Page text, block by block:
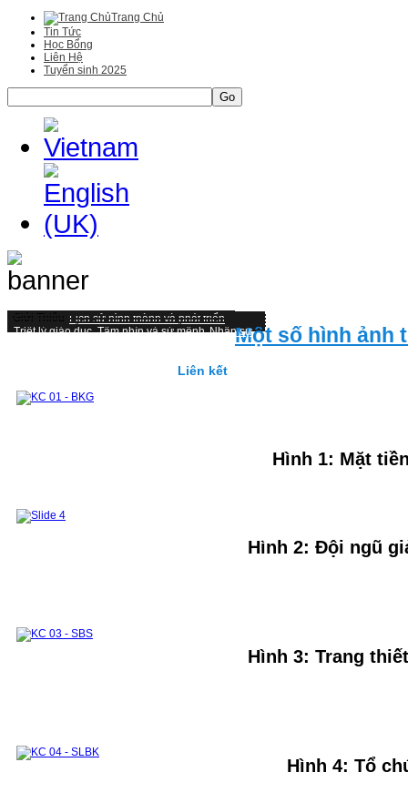
Trang Chủ
Tin Tức
Học Bổng
Liên Hệ
Tuyển sinh 2025
Go
Giới Thiệu
Lịch sử hình thành và phát triển
Triết lý giáo duc, Tầm nhìn và sứ mệnh Nhân sự
CHƯƠNG TRÌNH ĐÀO TẠO TỪ 2019 ĐẾN NAY
CHƯƠNG TRÌNH ĐÀO TẠO 2018 VỀ TRƯỚC
Công bố khoa học
Các khoá đào tạo cho doanh nghiệp
trợ doanh nghiệp
Hợp Tác Quốc Tế
Liên kết
Một số hình ảnh
Hình 1: Mặt
Hình 2: Đội ngũ
Hình 3: Trang
Hình 4: Tổ